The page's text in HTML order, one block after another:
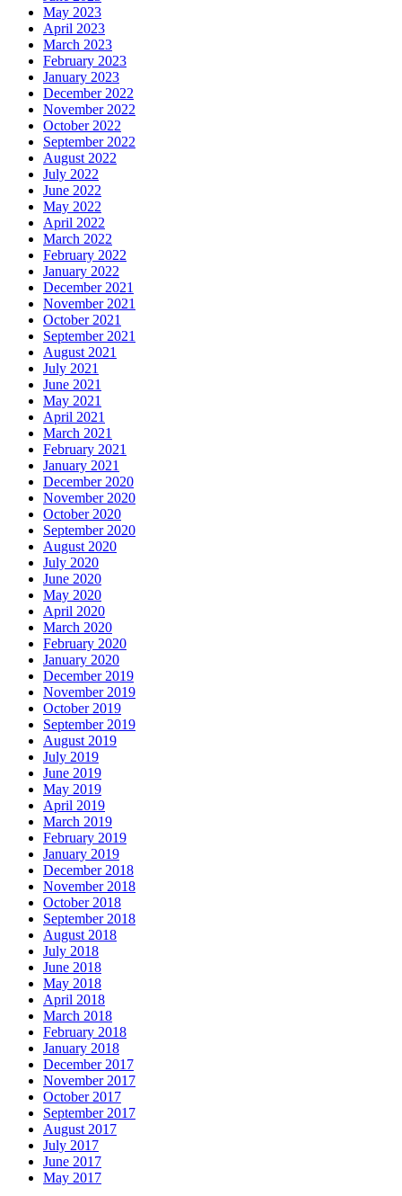
May 2023
April 2023
March 2023
February 2023
January 2023
December 2022
November 2022
October 2022
September 2022
August 2022
July 2022
June 2022
May 2022
April 2022
March 2022
February 2022
January 2022
December 2021
November 2021
October 2021
September 2021
August 2021
July 2021
June 2021
May 2021
April 2021
March 2021
February 2021
January 2021
December 2020
November 2020
October 2020
September 2020
August 2020
July 2020
June 2020
May 2020
April 2020
March 2020
February 2020
January 2020
December 2019
November 2019
October 2019
September 2019
August 2019
July 2019
June 2019
May 2019
April 2019
March 2019
February 2019
January 2019
December 2018
November 2018
October 2018
September 2018
August 2018
July 2018
June 2018
May 2018
April 2018
March 2018
February 2018
January 2018
December 2017
November 2017
October 2017
September 2017
August 2017
July 2017
June 2017
May 2017